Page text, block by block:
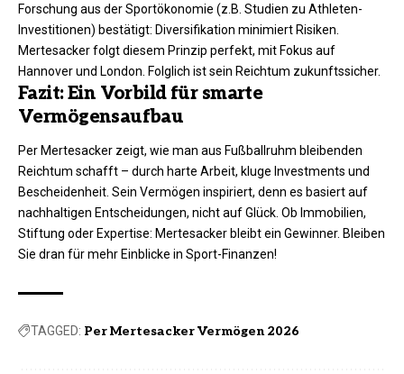
Forschung aus der Sportökonomie (z.B. Studien zu Athleten-
Investitionen) bestätigt: Diversifikation minimiert Risiken.
Mertesacker folgt diesem Prinzip perfekt, mit Fokus auf
Hannover und London. Folglich ist sein Reichtum zukunftssicher.
Fazit: Ein Vorbild für smarte
Vermögensaufbau
Per Mertesacker zeigt, wie man aus Fußballruhm bleibenden
Reichtum schafft – durch harte Arbeit, kluge Investments und
Bescheidenheit. Sein Vermögen inspiriert, denn es basiert auf
nachhaltigen Entscheidungen, nicht auf Glück. Ob Immobilien,
Stiftung oder Expertise: Mertesacker bleibt ein Gewinner. Bleiben
Sie dran für mehr Einblicke in Sport-Finanzen!
TAGGED: Per Mertesacker Vermögen 2026